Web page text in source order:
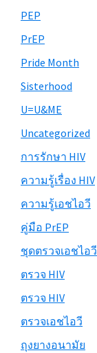
PEP
PrEP
Pride Month
Sisterhood
U=U&ME
Uncategorized
การรักษา HIV
ความรู้เรื่อง HIV
ความรู้เอชไอวี
คู่มือ PrEP
ชุดตรวจเอชไอวี
ตรวจ HIV
ตรวจ HIV
ตรวจเอชไอวี
ถุงยางอนามัย